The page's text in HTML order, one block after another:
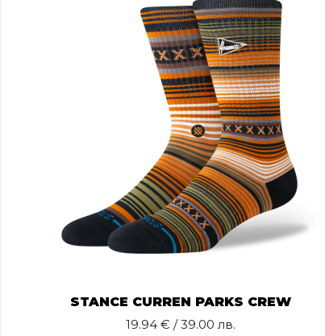
STANCE CURREN PARKS CREW
19.94 € / 39.00 лв.